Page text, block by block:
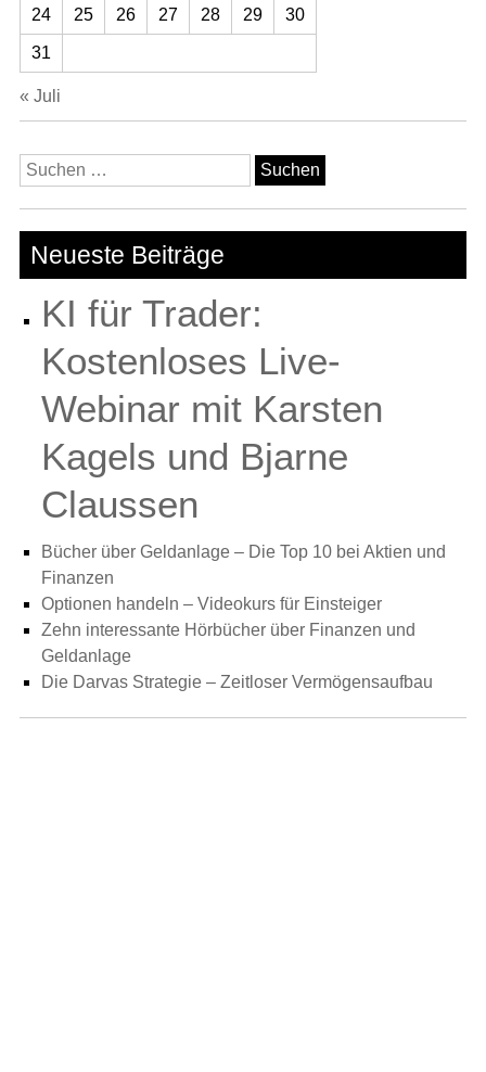
24 25 26 27 28 29 30
31
« Juli
Suchen
nach:
Neueste Beiträge
KI für Trader:
Kostenloses Live-
Webinar mit Karsten
Kagels und Bjarne
Claussen
Bücher über Geldanlage – Die Top 10 bei Aktien und
Finanzen
Optionen handeln – Videokurs für Einsteiger
Zehn interessante Hörbücher über Finanzen und
Geldanlage
Die Darvas Strategie – Zeitloser Vermögensaufbau